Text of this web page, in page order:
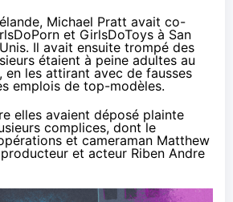
Michael Pratt avait co-
et GirlsDoToys à San
Il avait ensuite trompé des
étaient à peine adultes au
en les attirant avec de fausses
emplois de top-modèles.
elles avaient déposé plainte
complices, dont le
et cameraman Matthew
et acteur Riben Andre